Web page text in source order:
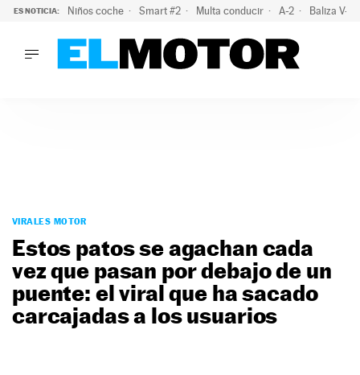
ES NOTICIA: Niños coche Smart #2 Multa conducir A-2 Baliza V-
PODCAST
MOTOS
TECNOLOGÍA
SUPERCOCHES
MOTORTV
VIRALES MOTOR
Estos patos se agachan cada
vez que pasan por debajo de un
puente: el viral que ha sacado
carcajadas a los usuarios